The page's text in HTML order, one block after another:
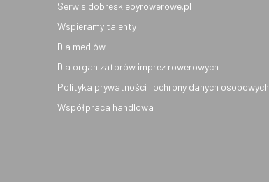
Serwis dobresklepyrowerowe.pl
Wspieramy talenty
Dla mediów
Dla organizatorów imprez rowerowych
Polityka prywatności i ochrony danych osobowych
Współpraca handlowa